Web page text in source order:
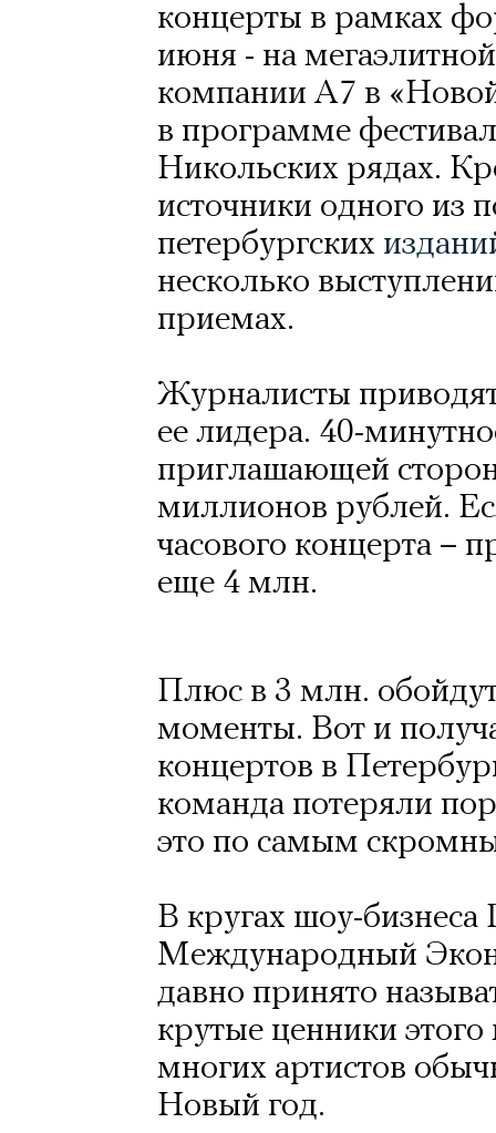
концерты в рамках
июня - на
компании А7 в
в программе
Никольских рядах.
источники одного из
петербургских
несколько
приемах.
Журналисты
ее лидера. 40-
приглашающей
миллионов рублей.
часового концерта –
еще 4 млн.
Плюс в 3 млн.
моменты. Вот и
концертов в
команда потеряли
это по самым
В кругах шоу-бизнеса
Международный
давно принято
крутые ценники
многих артистов
Новый год.